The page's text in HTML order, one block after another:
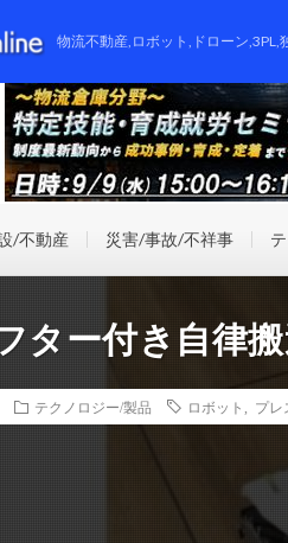
物流不動産,ロボット,ドローン
/不動産 災害/事故/不祥事
ター付き自律
テクノロジー/製品 ロボット プレ